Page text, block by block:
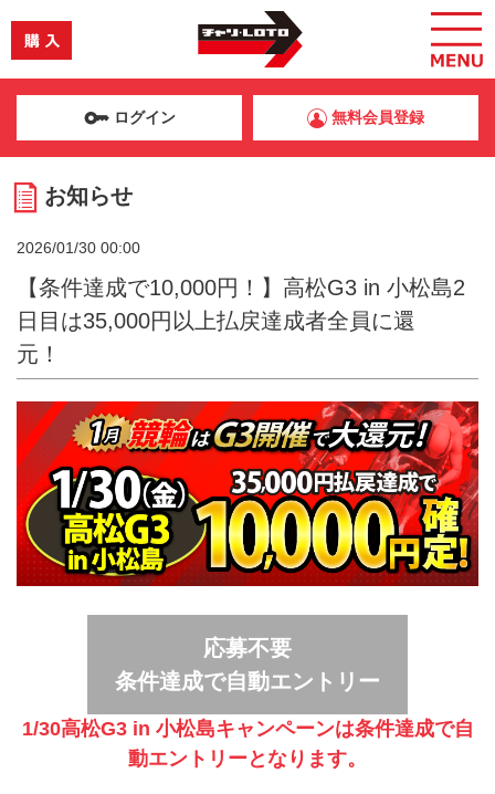
ログイン 無料会員登録
お知らせ
2026/01/30 00:00
【条件達成で10,000円！】高松G3 in 小松島2
日目は35,000円以上払戻達成者全員に還
元！
応募不要
条件達成で自動エントリー
1/30高松G3 in 小松島キャンペーンは条件達成で自
動エントリーとなります。